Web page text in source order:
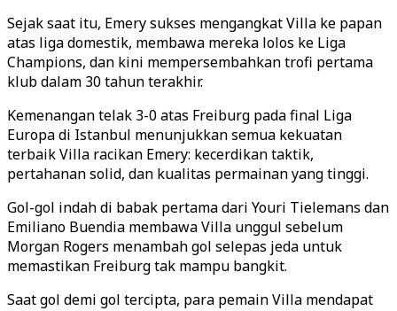
Sejak saat itu, Emery sukses mengangkat Villa ke papan
atas liga domestik, membawa mereka lolos ke Liga
Champions, dan kini mempersembahkan trofi pertama
klub dalam 30 tahun terakhir.
Kemenangan telak 3-0 atas Freiburg pada final Liga
Europa di Istanbul menunjukkan semua kekuatan
terbaik Villa racikan Emery: kecerdikan taktik,
pertahanan solid, dan kualitas permainan yang tinggi.
Gol-gol indah di babak pertama dari Youri Tielemans dan
Emiliano Buendia membawa Villa unggul sebelum
Morgan Rogers menambah gol selepas jeda untuk
memastikan Freiburg tak mampu bangkit.
Saat gol demi gol tercipta, para pemain Villa mendapat